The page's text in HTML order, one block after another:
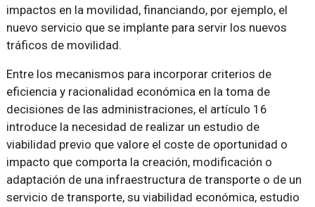
impactos en la movilidad, financiando, por ejemplo, el
nuevo servicio que se implante para servir los nuevos
tráficos de movilidad.
Entre los mecanismos para incorporar criterios de
eficiencia y racionalidad económica en la toma de
decisiones de las administraciones, el artículo 16
introduce la necesidad de realizar un estudio de
viabilidad previo que valore el coste de oportunidad o
impacto que comporta la creación, modificación o
adaptación de una infraestructura de transporte o de un
servicio de transporte, su viabilidad económica, estudio